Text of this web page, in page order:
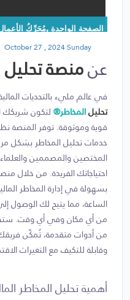
الصفحة الواحدة ,مُحَرِّكُ الأعمال® ©2026 - جميع الحقوق
عنمنصة تحليل
في عالم مليء بالتحديات
تحليلالمخاطر®لتكون شريكك
قوية وموثوقة. توفر المنصة
خدمات تحليل المخاطر بشكل
المختصين والمصممين
احتياجاتك الفريدة. من خلال
بسهولة في إدارة المخاطر
الساعة، مما يتيح لك الوصول
من أي مكان وفي أي وقت.
من أدوات متقدمة، تُمكّن فريقك
وقابلة للتكيف مع التغيرات
أهمية تحليل المخاطر